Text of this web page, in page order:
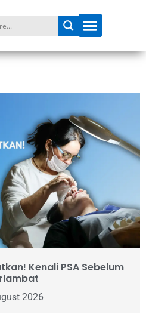
Kenali PSA Sebelum
2026